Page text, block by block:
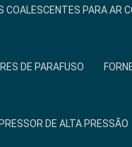
COALESCENTES PARA AR
DE PARAFUSO
DE ALTA PRESSÃO